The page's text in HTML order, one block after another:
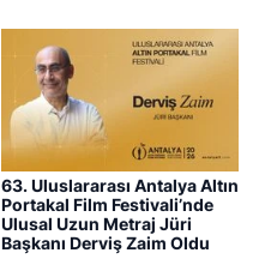
63. Uluslararası Antalya Altın
Portakal Film Festivali’nde
Ulusal Uzun Metraj Jüri
Başkanı Derviş Zaim Oldu